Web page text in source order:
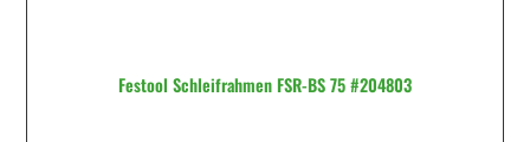
Festool Schleifrahmen FSR-BS 75 #204803